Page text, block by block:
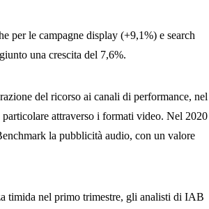
per le campagne display (+9,1%) e search
una crescita del 7,6%.
del ricorso ai canali di performance, nel
attraverso i formati video. Nel 2020
la pubblicità audio, con un valore
timida nel primo trimestre, gli analisti di IAB